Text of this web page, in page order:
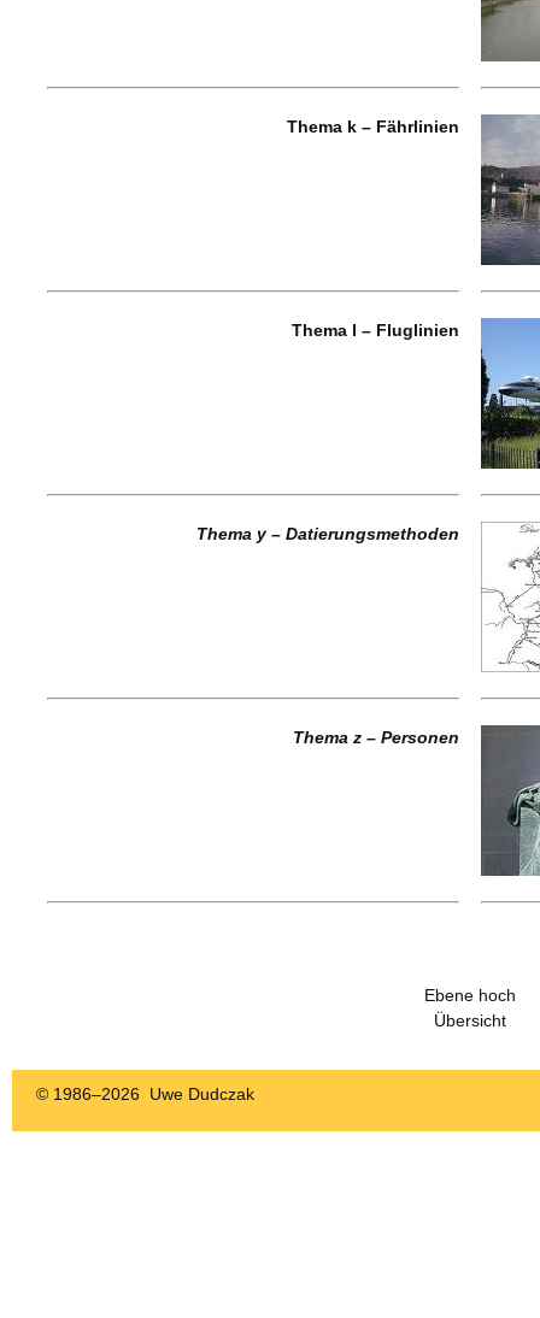
Thema k – Fährlinien
Thema l – Fluglinien
Thema y – Datierungsmethoden
Thema z – Personen
Ebene hoch
Übersicht
© 1986–2026 Uwe Dudczak